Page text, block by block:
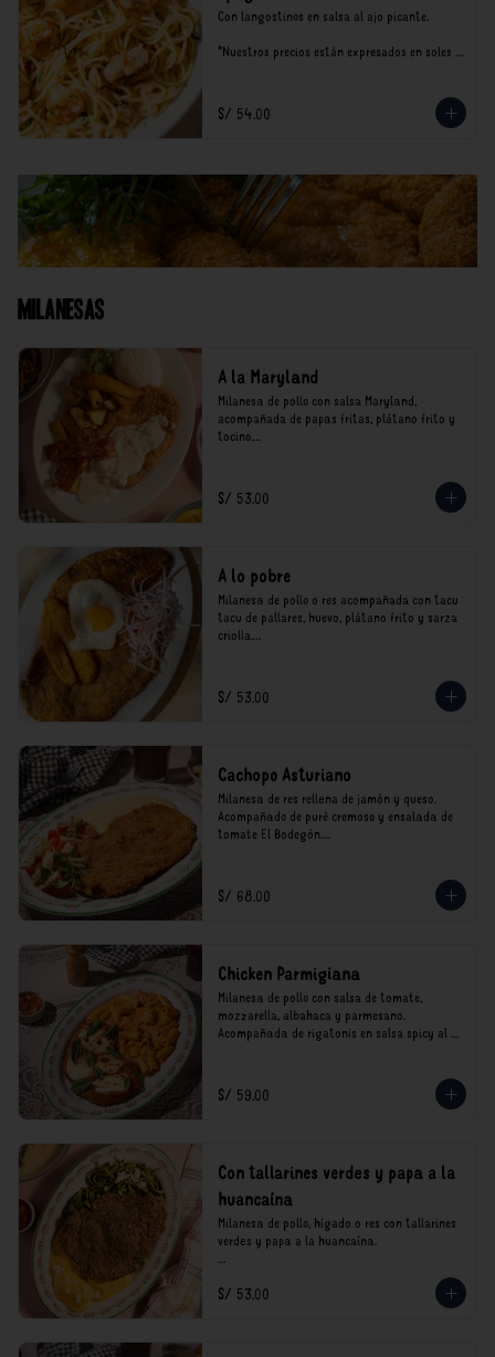
Con langostinos en salsa al ajo picante.
*Nuestros precios están expresados en soles e
S/ 54.00
Milanesas
A la Maryland
Milanesa de pollo con salsa Maryland,
acompañada de papas fritas, plátano frito y
tocino.
incluyen impuestos de ley y recargo al
consumo.
S/ 53.00
A lo pobre
Milanesa de pollo o res acompañada con tacu
tacu de pallares, huevo, plátano frito y sarza
criolla.
incluyen impuestos de ley y recargo al
consumo.
S/ 53.00
Cachopo Asturiano
Milanesa de res rellena de jamón y queso.
Acompañado de puré cremoso y ensalada de
tomate El Bodegón.
incluyen impuestos de ley y recargo al
consumo.
S/ 68.00
Chicken Parmigiana
Milanesa de pollo con salsa de tomate,
mozzarella, albahaca y parmesano.
Acompañada de rigatonis en salsa spicy al
*Nuestros precios están expresados en soles e
incluyen impuestos de ley y recargo al
S/ 59.00
Con tallarines verdes y papa a la
huancaína
Milanesa de pollo, hígado o res con tallarines
verdes y papa a la huancaína.
*Nuestros precios están expresados en soles e
incluyen impuestos de ley y recargo al
S/ 53.00